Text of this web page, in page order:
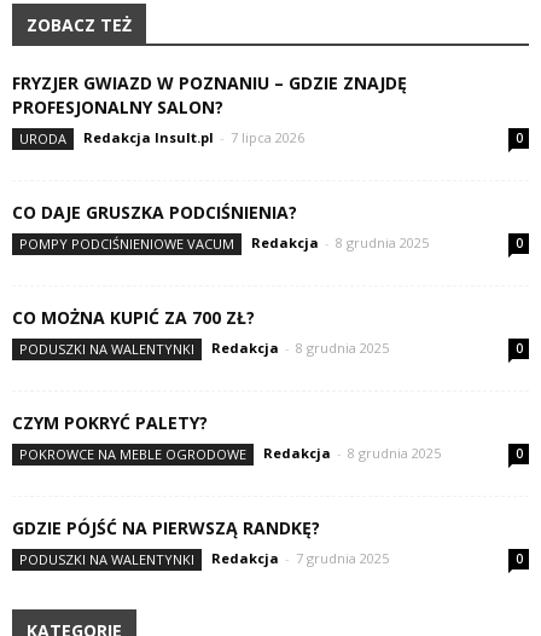
ZOBACZ TEŻ
FRYZJER GWIAZD W POZNANIU – GDZIE ZNAJDĘ
PROFESJONALNY SALON?
URODA Redakcja Insult.pl - 7 lipca 2026 0
CO DAJE GRUSZKA PODCIŚNIENIA?
POMPY PODCIŚNIENIOWE VACUM Redakcja - 8 grudnia 2025 0
CO MOŻNA KUPIĆ ZA 700 ZŁ?
PODUSZKI NA WALENTYNKI Redakcja - 8 grudnia 2025 0
CZYM POKRYĆ PALETY?
POKROWCE NA MEBLE OGRODOWE Redakcja - 8 grudnia 2025 0
GDZIE PÓJŚĆ NA PIERWSZĄ RANDKĘ?
PODUSZKI NA WALENTYNKI Redakcja - 7 grudnia 2025 0
KATEGORIE